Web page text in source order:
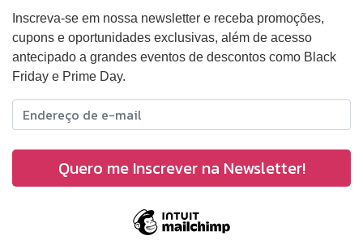
Inscreva-se em nossa newsletter e receba promoções,
cupons e oportunidades exclusivas, além de acesso
antecipado a grandes eventos de descontos como Black
Friday e Prime Day.